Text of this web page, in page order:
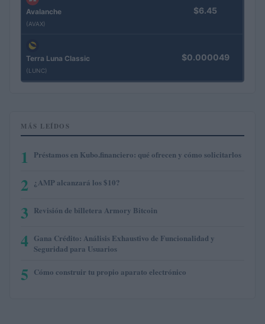
Avalanche
(AVAX)
$6.45
Terra Luna Classic
(LUNC)
$0.000049
MÁS LEÍDOS
1 Préstamos en Kubo.financiero: qué ofrecen y cómo solicitarlos
2 ¿AMP alcanzará los $10?
3 Revisión de billetera Armory Bitcoin
4 Gana Crédito: Análisis Exhaustivo de Funcionalidad y
Seguridad para Usuarios
5 Cómo construir tu propio aparato electrónico